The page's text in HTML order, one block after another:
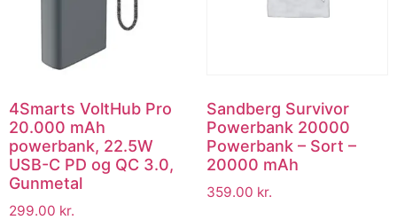
4Smarts VoltHub Pro
20.000 mAh
powerbank, 22.5W
USB-C PD og QC 3.0,
Gunmetal
299.00 kr.
Sandberg Survivor
Powerbank 20000
Powerbank – Sort –
20000 mAh
359.00 kr.